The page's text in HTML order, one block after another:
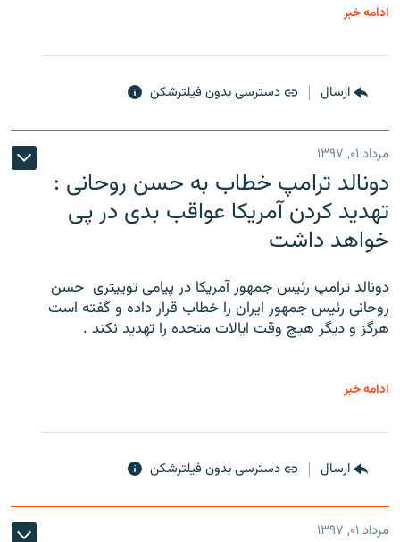
ادامه خبر
ارسال دسترسی بدون فیلترشکن
مرداد ۰۱, ۱۳۹۷
دونالد ترامپ خطاب به حسن روحانی :
تهدید کردن آمریکا عواقب بدی در پی
خواهد داشت
دونالد ترامپ رئیس جمهور آمریکا در پیامی توییتری ‌ حسن
روحانی رئیس جمهور ایران را خطاب قرار داده و گفته است
هرگز و دیگر هیچ وقت ایالات متحده را تهدید نکند .
ادامه خبر
ارسال دسترسی بدون فیلترشکن
مرداد ۰۱, ۱۳۹۷